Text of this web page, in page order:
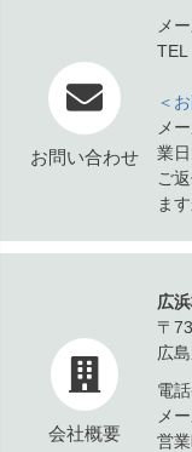
お問い合わせ
メ
TEL
＜
メ
業
ご
ま
会社概要
広
〒
広
電
メ
営